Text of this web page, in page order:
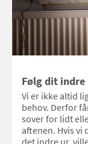
Følg dit indre
Vi er ikke altid
behov. Derfor
sover for lidt
aftenen. Hvis